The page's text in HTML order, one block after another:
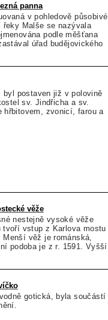
panna
v pohledově působivé
řeky Malše se nazývala
podle měšťana
úřad budějovického
byl postaven již v polovině
sv. Jindřicha a sv.
hřbitovem, zvonicí, farou a
věže
nestejně vysoké věže
tvoří vstup z Karlova mostu
Menší věž je románská,
podoba je z r. 1591. Vyšší
gotická, byla součástí